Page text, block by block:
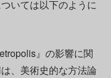
いては以下のように
』の影響に関
、美術史的な方法論